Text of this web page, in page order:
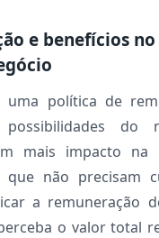
e benefícios
uma política de
do
mais impacto na
que não precisam
a remuneração
o valor total